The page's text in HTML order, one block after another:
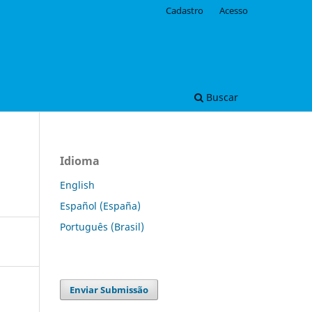
Buscar
Cadastro Acesso
Idioma
English
Español (España)
Português (Brasil)
Enviar Submissão